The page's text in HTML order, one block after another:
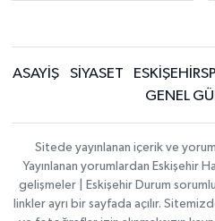
ASAYİŞ SİYASET
GENEL
Sitede yayınlanan içerik ve
Yayınlanan yorumlardan Eskişehir
gelişmeler | Eskişehir Durum
linkler ayrı bir sayfada açılır.